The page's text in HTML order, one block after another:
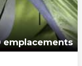
emplacements